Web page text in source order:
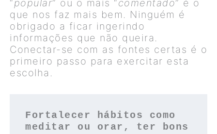
“popular” ou o mais “comentado” é o
que nos faz mais bem. Ninguém é
obrigado a ficar ingerindo
informações que não queira.
Conectar-se com as fontes certas é o
primeiro passo para exercitar esta
escolha.
Fortalecer hábitos como
meditar ou orar, ter bons